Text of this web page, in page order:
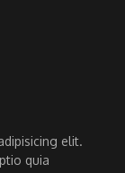
elit.
quia